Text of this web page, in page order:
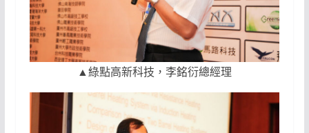
▲綠點高新科技，李銘衍總經理